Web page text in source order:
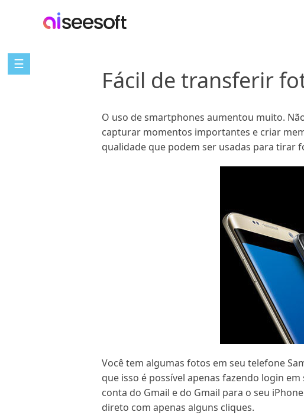
☰
Fácil de transferir
O uso de smartphones aumentou muito.
capturar momentos importantes e criar
qualidade que podem ser usadas para tirar
Você tem algumas fotos em seu telefone
que isso é possível apenas fazendo login
conta do Gmail e do Gmail para o seu
direto com apenas alguns cliques.